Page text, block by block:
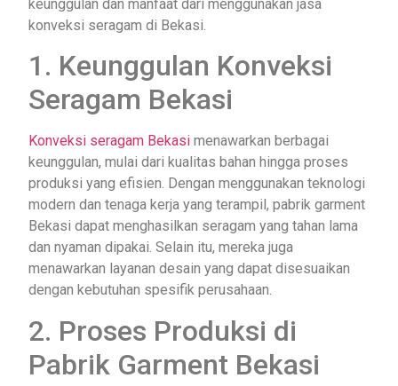
keunggulan dan manfaat dari menggunakan jasa
konveksi seragam di Bekasi.
1. Keunggulan Konveksi
Seragam Bekasi
Konveksi seragam Bekasi menawarkan berbagai
keunggulan, mulai dari kualitas bahan hingga proses
produksi yang efisien. Dengan menggunakan teknologi
modern dan tenaga kerja yang terampil, pabrik garment
Bekasi dapat menghasilkan seragam yang tahan lama
dan nyaman dipakai. Selain itu, mereka juga
menawarkan layanan desain yang dapat disesuaikan
dengan kebutuhan spesifik perusahaan.
2. Proses Produksi di
Pabrik Garment Bekasi